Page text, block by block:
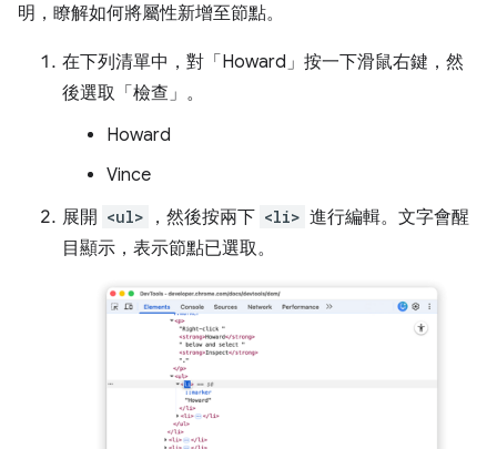
明，瞭解如何將屬性新增至節點。
在下列清單中，對「Howard」 按一下滑鼠右鍵，然
後選取「檢查」 。
Howard
Vince
展開 <ul> ，然後按兩下 <li> 進行編輯。文字會醒
目顯示，表示節點已選取。